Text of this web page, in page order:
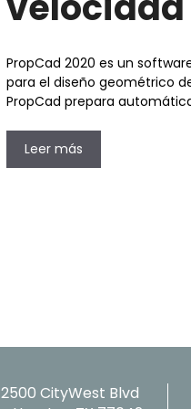
PropCad 2020 es un
para el diseño geométrico
PropCad prepara
Leer más
2500 CityWest Blvd